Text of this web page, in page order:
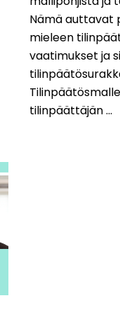
Nämä auttavat
mieleen
vaatimukset ja
tilinpäättäjän ...